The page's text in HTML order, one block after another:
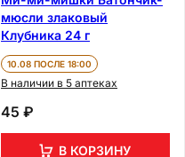
мюсли злаковый
Клубника 24 г
10.08 ПОСЛЕ 18:00
В наличии в 5 аптеках
45 ₽
В КОРЗИНУ